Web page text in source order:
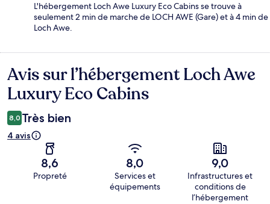
L'hébergement Loch Awe Luxury Eco Cabins se trouve à
seulement 2 min de marche de LOCH AWE (Gare) et à 4 min de
Loch Awe.
Avis
Avis sur l’hébergement Loch Awe
Luxury Eco Cabins
8,0 Très bien
4 avis
8,6
Propreté
8,0
Services et
équipements
9,0
Infrastructures et
conditions de
l’hébergement